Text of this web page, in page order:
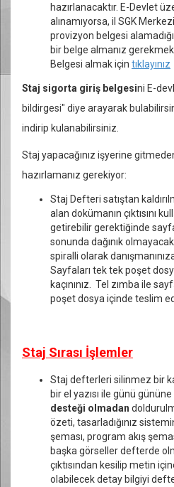
hazırlanacaktır. E-Devlet
alınamıyorsa, il SGK
provizyon belgesi
bir belge almanız
Belgesi almak için tıklayınız
Staj sigorta giriş belgesini E-
bildirgesi" diye arayarak
indirip kulanabilirsiniz.
​Staj yapacağınız işyerine
hazırlamanız gerekiyor:
Staj Defteri satıştan
alan dokümanın çıktısını
getirebilir gerektiğinde
sonunda dağınık
spiralli olarak
Sayfaları tek tek poşet
kaçınınız. Tel zımba ile
poşet dosya içinde teslim
Staj Sırası İşlemler
Staj defterleri silinmez bir
bir el yazısı ile günü
desteği olmadan
özeti, tasarladığınız
şeması, program akış
başka görseller defterde
çıktısından kesilip metin
olabilecek detay bilgiyi